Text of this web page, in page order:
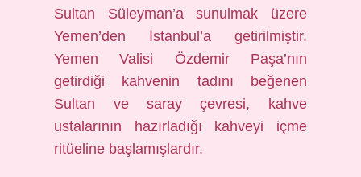
Sultan Süleyman’a sunulmak üzere
Yemen’den İstanbul’a getirilmiştir.
Yemen Valisi Özdemir Paşa’nın
getirdiği kahvenin tadını beğenen
Sultan ve saray çevresi, kahve
ustalarının hazırladığı kahveyi içme
ritüeline başlamışlardır.